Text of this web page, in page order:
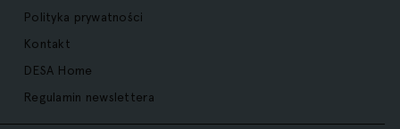
Polityka prywatności
Kontakt
DESA Home
Regulamin newslettera